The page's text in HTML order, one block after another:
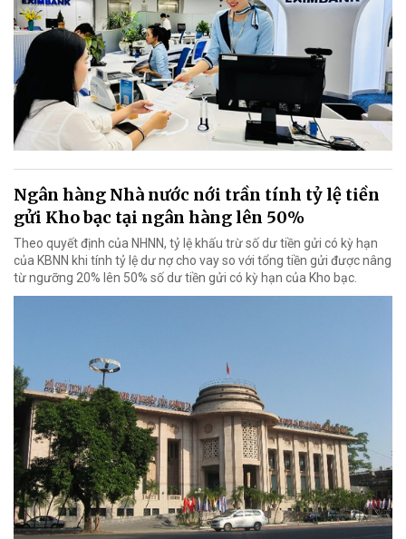
Ngân hàng Nhà nước nới trần tính tỷ lệ tiền
gửi Kho bạc tại ngân hàng lên 50%
Theo quyết định của NHNN, tỷ lệ khấu trừ số dư tiền gửi có kỳ hạn
của KBNN khi tính tỷ lệ dư nợ cho vay so với tổng tiền gửi được nâng
từ ngưỡng 20% lên 50% số dư tiền gửi có kỳ hạn của Kho bạc.